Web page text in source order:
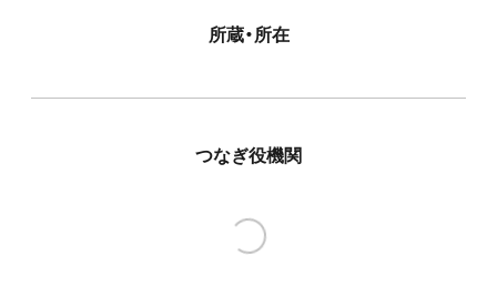
所蔵・所在
つなぎ役機関